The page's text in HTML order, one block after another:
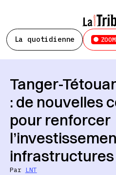
La quotidienne ZOOM
Tanger-
: de nouvelles
pour renforcer
infrastructures
Par LNT